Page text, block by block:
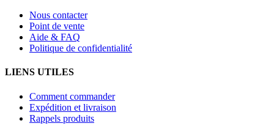
Nous contacter
Point de vente
Aide & FAQ
Politique de confidentialité
LIENS UTILES
Comment commander
Expédition et livraison
Rappels produits